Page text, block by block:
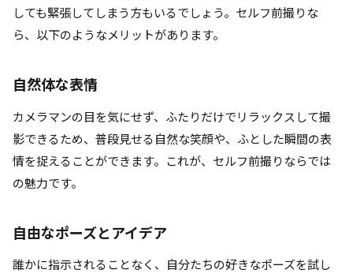
しても緊張してしまう方もいるでしょう。セルフ前撮りな
ら、以下のようなメリットがあります。
自然体な表情
カメラマンの目を気にせず、ふたりだけでリラックスして撮
影できるため、普段見せる自然な笑顔や、ふとした瞬間の表
情を捉えることができます。これが、セルフ前撮りならでは
の魅力です。
自由なポーズとアイデア
誰かに指示されることなく、自分たちの好きなポーズを試し